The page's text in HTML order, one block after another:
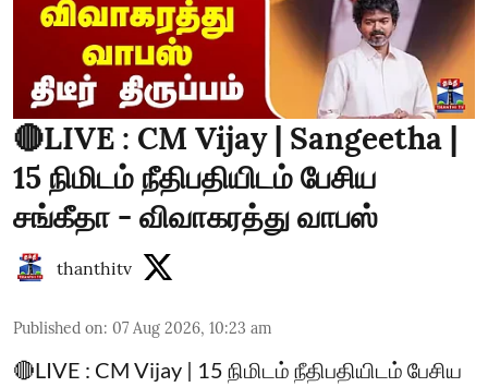
🔴LIVE : CM Vijay | Sangeetha |
15 நிமிடம் நீதிபதியிடம் பேசிய
சங்கீதா - விவாகரத்து வாபஸ்
thanthitv
Published on: 07 Aug 2026, 10:23 am
🔴LIVE : CM Vijay | 15 நிமிடம் நீதிபதியிடம் பேசிய